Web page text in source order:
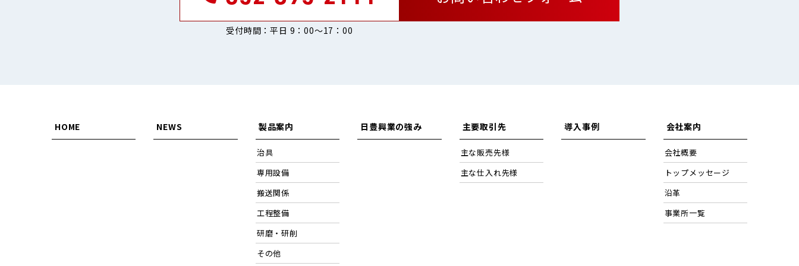
受付時間：平日 9：00〜17：00
HOME NEWS 製品案内
治具
専用設備
搬送関係
工程整備
研磨・研削
その他
日豊興業の強み 主要取引先
主な販売先様
主な仕入れ先様
導入事例 会社案内
会社概要
トップメッセージ
沿革
事業所一覧